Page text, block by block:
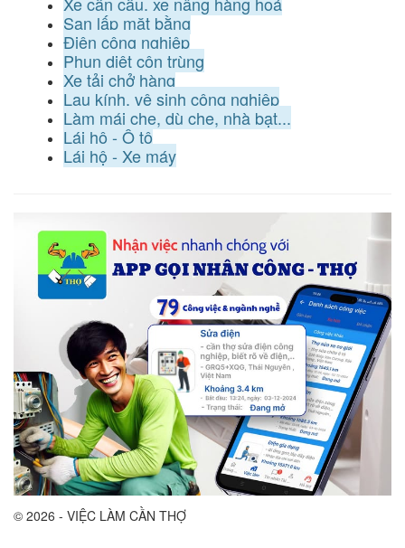
San lấp mặt bằng
Điện công nghiệp
Phun diệt côn trùng
Xe tải chở hàng
Lau kính, vệ sinh công nghiệp
Làm mái che, dù che, nhà bạt...
Lái hộ - Ô tô
Lái hộ - Xe máy
© 2026 - VIỆC LÀM CẦN THỢ